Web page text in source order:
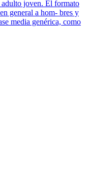
adulto joven. El formato
general a hom- bres y
media genérica, como